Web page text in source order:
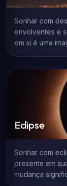
Sonhar com
envolventes e
em si é uma
Eclipse
Sonhar com
presente em
mudança